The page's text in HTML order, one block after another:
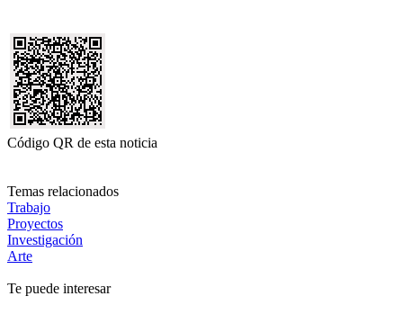
Código QR de esta noticia
Temas relacionados
Trabajo
Proyectos
Investigación
Arte
Te puede interesar